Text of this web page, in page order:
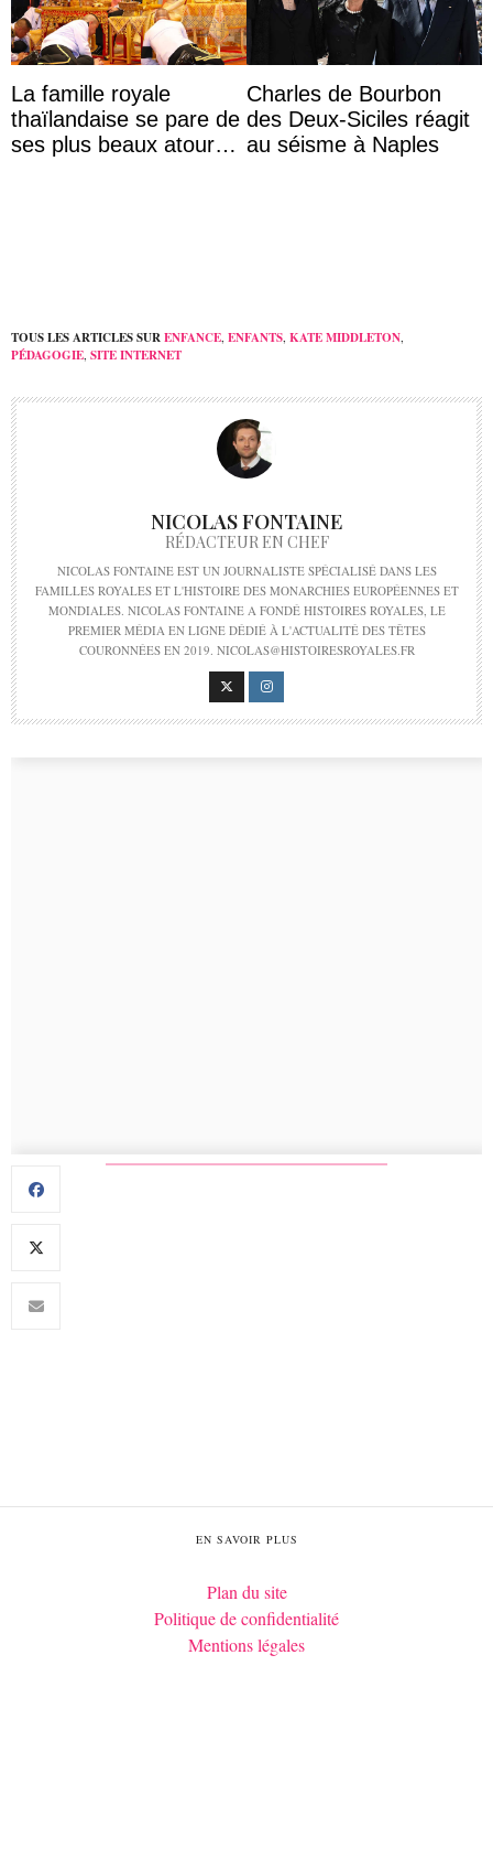
La famille royale
thaïlandaise se pare de
ses plus beaux atours
Charles de Bourbon
des Deux-Siciles réagit
au séisme à Naples
TOUS LES ARTICLES SURENFANCE, ENFANTS, KATE MIDDLETON,
PÉDAGOGIE, SITE INTERNET
NICOLAS FONTAINE
RÉDACTEUR EN CHEF
NICOLAS FONTAINE EST UN JOURNALISTE SPÉCIALISÉ DANS LES
FAMILLES ROYALES ET L'HISTOIRE DES MONARCHIES EUROPÉENNES ET
MONDIALES. NICOLAS FONTAINE A FONDÉ HISTOIRES ROYALES, LE
PREMIER MÉDIA EN LIGNE DÉDIÉ À L'ACTUALITÉ DES TÊTES
COURONNÉES EN 2019. NICOLAS@HISTOIRESROYALES.FR
EN SAVOIR PLUS
Plan du site
Politique de confidentialité
Mentions légales